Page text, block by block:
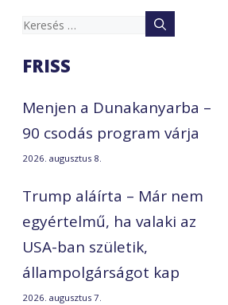
Keresés:
FRISS
Menjen a Dunakanyarba –
90 csodás program várja
2026. augusztus 8.
Trump aláírta – Már nem
egyértelmű, ha valaki az
USA-ban születik,
állampolgárságot kap
2026. augusztus 7.